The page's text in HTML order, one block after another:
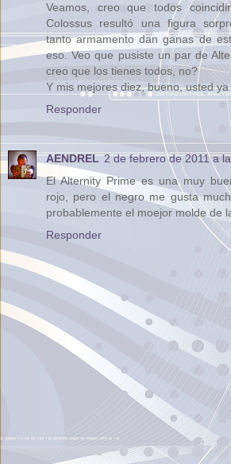
Veamos, creo que todos
Colossus resultó una figura
tanto armamento dan ganas de
eso. Veo que pusiste un par de
creo que los tienes todos, no?
Y mis mejores diez, bueno, usted
Responder
AENDREL 2 de febrero de 2011 a
El Alternity Prime es una muy
rojo, pero el negro me gusta
probablemente el moejor molde de
Responder